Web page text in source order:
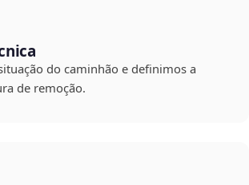
do caminhão e definimos a
de remoção.